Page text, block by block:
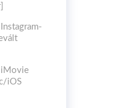
iMovie
iOS